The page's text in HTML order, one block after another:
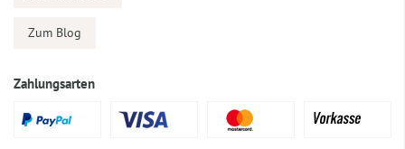
Zum Blog
Zahlungsarten